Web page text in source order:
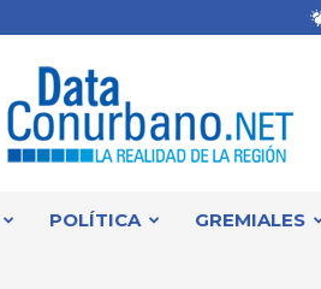
POLÍTICA GREMIALES